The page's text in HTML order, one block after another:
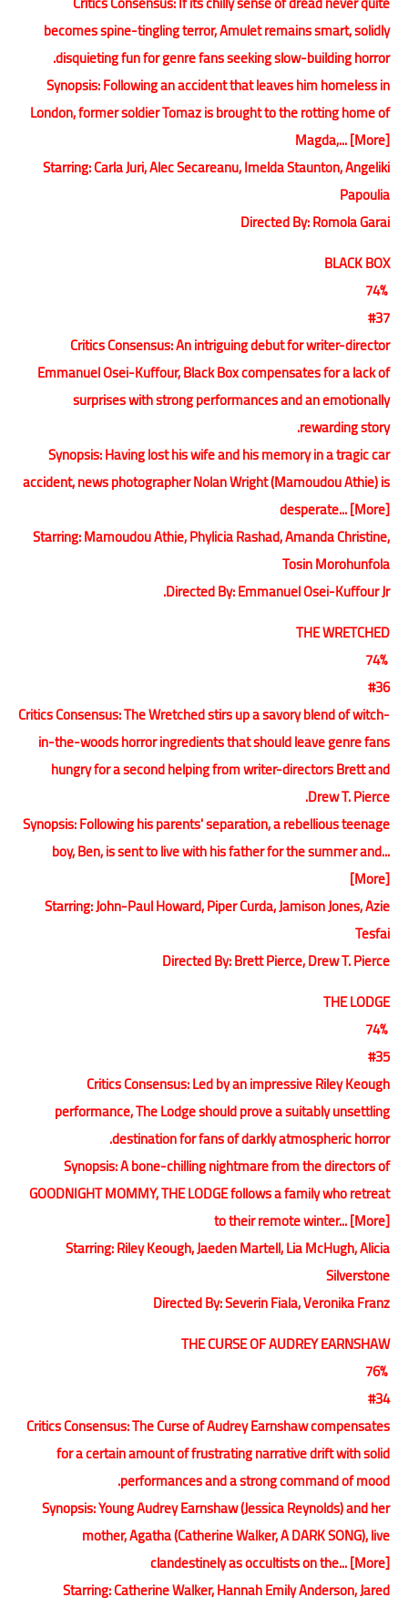
becomes spine-tingling terror, Amulet remains smart, solidly
disquieting fun for genre fans seeking slow-building horror.
Synopsis: Following an accident that leaves him homeless in
London, former soldier Tomaz is brought to the rotting home of
Magda,... [More]
Starring: Carla Juri, Alec Secareanu, Imelda Staunton, Angeliki
Papoulia
Directed By: Romola Garai
BLACK BOX
74%
#37
Critics Consensus: An intriguing debut for writer-director
Emmanuel Osei-Kuffour, Black Box compensates for a lack of
surprises with strong performances and an emotionally
rewarding story.
Synopsis: Having lost his wife and his memory in a tragic car
accident, news photographer Nolan Wright (Mamoudou Athie) is
desperate... [More]
Starring: Mamoudou Athie, Phylicia Rashad, Amanda Christine,
Tosin Morohunfola
Directed By: Emmanuel Osei-Kuffour Jr.
THE WRETCHED
74%
#36
Critics Consensus: The Wretched stirs up a savory blend of witch-
in-the-woods horror ingredients that should leave genre fans
hungry for a second helping from writer-directors Brett and
Drew T. Pierce.
Synopsis: Following his parents' separation, a rebellious teenage
boy, Ben, is sent to live with his father for the summer and...
[More]
Starring: John-Paul Howard, Piper Curda, Jamison Jones, Azie
Tesfai
Directed By: Brett Pierce, Drew T. Pierce
THE LODGE
74%
#35
Critics Consensus: Led by an impressive Riley Keough
performance, The Lodge should prove a suitably unsettling
destination for fans of darkly atmospheric horror.
Synopsis: A bone-chilling nightmare from the directors of
GOODNIGHT MOMMY, THE LODGE follows a family who retreat
to their remote winter... [More]
Starring: Riley Keough, Jaeden Martell, Lia McHugh, Alicia
Silverstone
Directed By: Severin Fiala, Veronika Franz
THE CURSE OF AUDREY EARNSHAW
76%
#34
Critics Consensus: The Curse of Audrey Earnshaw compensates
for a certain amount of frustrating narrative drift with solid
performances and a strong command of mood.
Synopsis: Young Audrey Earnshaw (Jessica Reynolds) and her
mother, Agatha (Catherine Walker, A DARK SONG), live
clandestinely as occultists on the... [More]
Starring: Catherine Walker, Hannah Emily Anderson, Jared